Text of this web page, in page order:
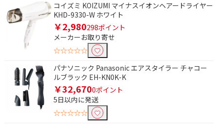
コイズミ KOIZUMI マイナスイオンヘアードライヤー
KHD-9330-W ホワイト
￥2,980298ポイント
メーカーお取り寄せ
☆☆☆☆☆
パナソニック Panasonic エアスタイラー チャコー
ルブラック EH-KN0K-K
￥32,6700ポイント
5日以内に発送
☆☆☆☆☆